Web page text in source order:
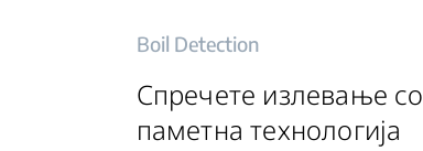
Boil Detection
Спречете излевање со
паметна технологија